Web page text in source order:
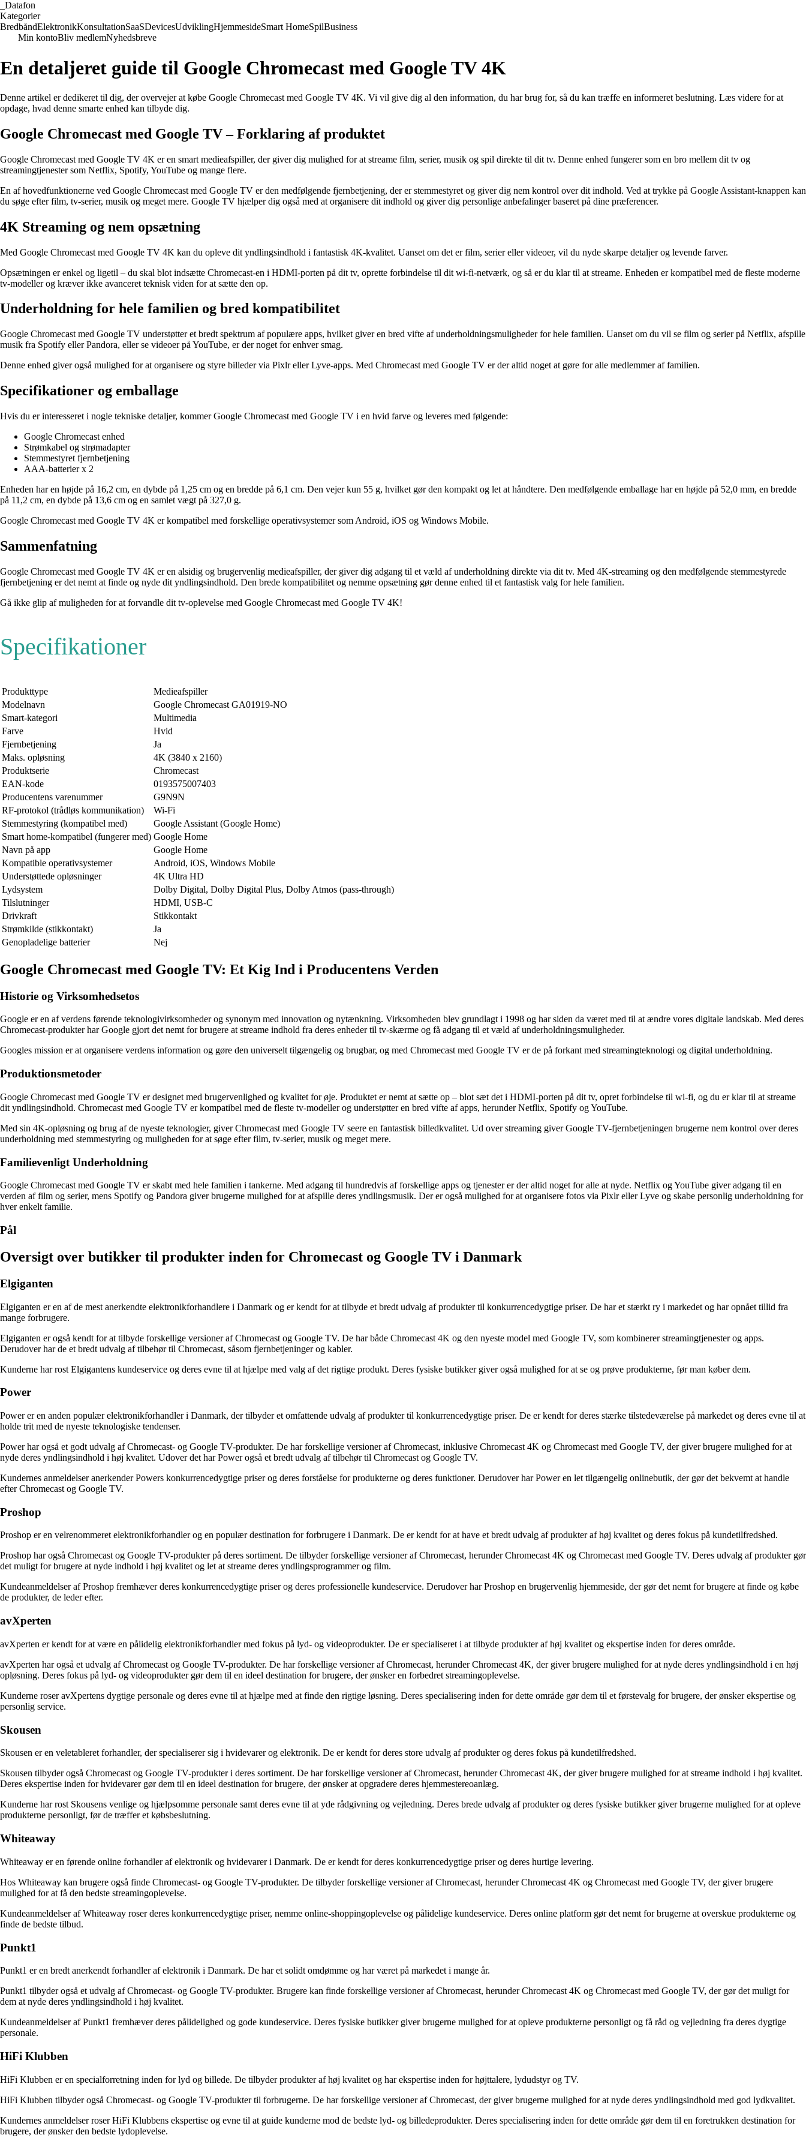
Datafon
Kategorier
BredbåndElektronikKonsultationSaaSDevicesUdviklingHjemmesideSmart HomeSpilBusiness
Min kontoBliv medlemNyhedsbreve
En detaljeret guide til Google Chromecast med Google TV 4K
Denne artikel er dedikeret til dig, der overvejer at købe Google Chromecast med Google TV 4K. Vi vil give dig al den information, du har brug for, så du kan træffe en informeret beslutning. Læs videre for at
opdage, hvad denne smarte enhed kan tilbyde dig.
Google Chromecast med Google TV – Forklaring af produktet
Google Chromecast med Google TV 4K er en smart medieafspiller, der giver dig mulighed for at streame film, serier, musik og spil direkte til dit tv. Denne enhed fungerer som en bro mellem dit tv og
streamingtjenester som Netflix, Spotify, YouTube og mange flere.
En af hovedfunktionerne ved Google Chromecast med Google TV er den medfølgende fjernbetjening, der er stemmestyret og giver dig nem kontrol over dit indhold. Ved at trykke på Google Assistant-knappen kan
du søge efter film, tv-serier, musik og meget mere. Google TV hjælper dig også med at organisere dit indhold og giver dig personlige anbefalinger baseret på dine præferencer.
4K Streaming og nem opsætning
Med Google Chromecast med Google TV 4K kan du opleve dit yndlingsindhold i fantastisk 4K-kvalitet. Uanset om det er film, serier eller videoer, vil du nyde skarpe detaljer og levende farver.
Opsætningen er enkel og ligetil – du skal blot indsætte Chromecast-en i HDMI-porten på dit tv, oprette forbindelse til dit wi-fi-netværk, og så er du klar til at streame. Enheden er kompatibel med de fleste moderne
tv-modeller og kræver ikke avanceret teknisk viden for at sætte den op.
Underholdning for hele familien og bred kompatibilitet
Google Chromecast med Google TV understøtter et bredt spektrum af populære apps, hvilket giver en bred vifte af underholdningsmuligheder for hele familien. Uanset om du vil se film og serier på Netflix, afspille
musik fra Spotify eller Pandora, eller se videoer på YouTube, er der noget for enhver smag.
Denne enhed giver også mulighed for at organisere og styre billeder via Pixlr eller Lyve-apps. Med Chromecast med Google TV er der altid noget at gøre for alle medlemmer af familien.
Specifikationer og emballage
Hvis du er interesseret i nogle tekniske detaljer, kommer Google Chromecast med Google TV i en hvid farve og leveres med følgende:
Google Chromecast enhed
Strømkabel og strømadapter
Stemmestyret fjernbetjening
AAA-batterier x 2
Enheden har en højde på 16,2 cm, en dybde på 1,25 cm og en bredde på 6,1 cm. Den vejer kun 55 g, hvilket gør den kompakt og let at håndtere. Den medfølgende emballage har en højde på 52,0 mm, en bredde
på 11,2 cm, en dybde på 13,6 cm og en samlet vægt på 327,0 g.
Google Chromecast med Google TV 4K er kompatibel med forskellige operativsystemer som Android, iOS og Windows Mobile.
Sammenfatning
Google Chromecast med Google TV 4K er en alsidig og brugervenlig medieafspiller, der giver dig adgang til et væld af underholdning direkte via dit tv. Med 4K-streaming og den medfølgende stemmestyrede
fjernbetjening er det nemt at finde og nyde dit yndlingsindhold. Den brede kompatibilitet og nemme opsætning gør denne enhed til et fantastisk valg for hele familien.
Gå ikke glip af muligheden for at forvandle dit tv-oplevelse med Google Chromecast med Google TV 4K!
Specifikationer
Produkttype
Medieafspiller
Modelnavn
Google Chromecast GA01919-NO
Smart-kategori
Multimedia
Farve
Hvid
Fjernbetjening
Ja
Maks. opløsning
4K (3840 x 2160)
Produktserie
Chromecast
EAN-kode
0193575007403
Producentens varenummer
G9N9N
RF-protokol (trådløs kommunikation)
Wi-Fi
Stemmestyring (kompatibel med)
Google Assistant (Google Home)
Smart home-kompatibel (fungerer med) Google Home
Navn på app
Google Home
Kompatible operativsystemer
Android, iOS, Windows Mobile
Understøttede opløsninger
4K Ultra HD
Lydsystem
Dolby Digital, Dolby Digital Plus, Dolby Atmos (pass-through)
Tilslutninger
HDMI, USB-C
Drivkraft
Stikkontakt
Strømkilde (stikkontakt)
Ja
Genopladelige batterier
Nej
Google Chromecast med Google TV: Et Kig Ind i Producentens Verden
Historie og Virksomhedsetos
Google er en af verdens førende teknologivirksomheder og synonym med innovation og nytænkning. Virksomheden blev grundlagt i 1998 og har siden da været med til at ændre vores digitale landskab. Med deres
Chromecast-produkter har Google gjort det nemt for brugere at streame indhold fra deres enheder til tv-skærme og få adgang til et væld af underholdningsmuligheder.
Googles mission er at organisere verdens information og gøre den universelt tilgængelig og brugbar, og med Chromecast med Google TV er de på forkant med streamingteknologi og digital underholdning.
Produktionsmetoder
Google Chromecast med Google TV er designet med brugervenlighed og kvalitet for øje. Produktet er nemt at sætte op – blot sæt det i HDMI-porten på dit tv, opret forbindelse til wi-fi, og du er klar til at streame
dit yndlingsindhold. Chromecast med Google TV er kompatibel med de fleste tv-modeller og understøtter en bred vifte af apps, herunder Netflix, Spotify og YouTube.
Med sin 4K-opløsning og brug af de nyeste teknologier, giver Chromecast med Google TV seere en fantastisk billedkvalitet. Ud over streaming giver Google TV-fjernbetjeningen brugerne nem kontrol over deres
underholdning med stemmestyring og muligheden for at søge efter film, tv-serier, musik og meget mere.
Familievenligt Underholdning
Google Chromecast med Google TV er skabt med hele familien i tankerne. Med adgang til hundredvis af forskellige apps og tjenester er der altid noget for alle at nyde. Netflix og YouTube giver adgang til en
verden af film og serier, mens Spotify og Pandora giver brugerne mulighed for at afspille deres yndlingsmusik. Der er også mulighed for at organisere fotos via Pixlr eller Lyve og skabe personlig underholdning for
hver enkelt familie.
Pål
Oversigt over butikker til produkter inden for Chromecast og Google TV i Danmark
Elgiganten
Elgiganten er en af de mest anerkendte elektronikforhandlere i Danmark og er kendt for at tilbyde et bredt udvalg af produkter til konkurrencedygtige priser. De har et stærkt ry i markedet og har opnået tillid fra
mange forbrugere.
Elgiganten er også kendt for at tilbyde forskellige versioner af Chromecast og Google TV. De har både Chromecast 4K og den nyeste model med Google TV, som kombinerer streamingtjenester og apps.
Derudover har de et bredt udvalg af tilbehør til Chromecast, såsom fjernbetjeninger og kabler.
Kunderne har rost Elgigantens kundeservice og deres evne til at hjælpe med valg af det rigtige produkt. Deres fysiske butikker giver også mulighed for at se og prøve produkterne, før man køber dem.
Power
Power er en anden populær elektronikforhandler i Danmark, der tilbyder et omfattende udvalg af produkter til konkurrencedygtige priser. De er kendt for deres stærke tilstedeværelse på markedet og deres evne til at
holde trit med de nyeste teknologiske tendenser.
Power har også et godt udvalg af Chromecast- og Google TV-produkter. De har forskellige versioner af Chromecast, inklusive Chromecast 4K og Chromecast med Google TV, der giver brugere mulighed for at
nyde deres yndlingsindhold i høj kvalitet. Udover det har Power også et bredt udvalg af tilbehør til Chromecast og Google TV.
Kundernes anmeldelser anerkender Powers konkurrencedygtige priser og deres forståelse for produkterne og deres funktioner. Derudover har Power en let tilgængelig onlinebutik, der gør det bekvemt at handle
efter Chromecast og Google TV.
Proshop
Proshop er en velrenommeret elektronikforhandler og en populær destination for forbrugere i Danmark. De er kendt for at have et bredt udvalg af produkter af høj kvalitet og deres fokus på kundetilfredshed.
Proshop har også Chromecast og Google TV-produkter på deres sortiment. De tilbyder forskellige versioner af Chromecast, herunder Chromecast 4K og Chromecast med Google TV. Deres udvalg af produkter gør
det muligt for brugere at nyde indhold i høj kvalitet og let at streame deres yndlingsprogrammer og film.
Kundeanmeldelser af Proshop fremhæver deres konkurrencedygtige priser og deres professionelle kundeservice. Derudover har Proshop en brugervenlig hjemmeside, der gør det nemt for brugere at finde og købe
de produkter, de leder efter.
avXperten
avXperten er kendt for at være en pålidelig elektronikforhandler med fokus på lyd- og videoprodukter. De er specialiseret i at tilbyde produkter af høj kvalitet og ekspertise inden for deres område.
avXperten har også et udvalg af Chromecast og Google TV-produkter. De har forskellige versioner af Chromecast, herunder Chromecast 4K, der giver brugere mulighed for at nyde deres yndlingsindhold i en høj
opløsning. Deres fokus på lyd- og videoprodukter gør dem til en ideel destination for brugere, der ønsker en forbedret streamingoplevelse.
Kunderne roser avXpertens dygtige personale og deres evne til at hjælpe med at finde den rigtige løsning. Deres specialisering inden for dette område gør dem til et førstevalg for brugere, der ønsker ekspertise og
personlig service.
Skousen
Skousen er en veletableret forhandler, der specialiserer sig i hvidevarer og elektronik. De er kendt for deres store udvalg af produkter og deres fokus på kundetilfredshed.
Skousen tilbyder også Chromecast og Google TV-produkter i deres sortiment. De har forskellige versioner af Chromecast, herunder Chromecast 4K, der giver brugere mulighed for at streame indhold i høj kvalitet.
Deres ekspertise inden for hvidevarer gør dem til en ideel destination for brugere, der ønsker at opgradere deres hjemmestereoanlæg.
Kunderne har rost Skousens venlige og hjælpsomme personale samt deres evne til at yde rådgivning og vejledning. Deres brede udvalg af produkter og deres fysiske butikker giver brugerne mulighed for at opleve
produkterne personligt, før de træffer et købsbeslutning.
Whiteaway
Whiteaway er en førende online forhandler af elektronik og hvidevarer i Danmark. De er kendt for deres konkurrencedygtige priser og deres hurtige levering.
Hos Whiteaway kan brugere også finde Chromecast- og Google TV-produkter. De tilbyder forskellige versioner af Chromecast, herunder Chromecast 4K og Chromecast med Google TV, der giver brugere
mulighed for at få den bedste streamingoplevelse.
Kundeanmeldelser af Whiteaway roser deres konkurrencedygtige priser, nemme online-shoppingoplevelse og pålidelige kundeservice. Deres online platform gør det nemt for brugerne at overskue produkterne og
finde de bedste tilbud.
Punkt1
Punkt1 er en bredt anerkendt forhandler af elektronik i Danmark. De har et solidt omdømme og har været på markedet i mange år.
Punkt1 tilbyder også et udvalg af Chromecast- og Google TV-produkter. Brugere kan finde forskellige versioner af Chromecast, herunder Chromecast 4K og Chromecast med Google TV, der gør det muligt for
dem at nyde deres yndlingsindhold i høj kvalitet.
Kundeanmeldelser af Punkt1 fremhæver deres pålidelighed og gode kundeservice. Deres fysiske butikker giver brugerne mulighed for at opleve produkterne personligt og få råd og vejledning fra deres dygtige
personale.
HiFi Klubben
HiFi Klubben er en specialforretning inden for lyd og billede. De tilbyder produkter af høj kvalitet og har ekspertise inden for højttalere, lydudstyr og TV.
HiFi Klubben tilbyder også Chromecast- og Google TV-produkter til forbrugerne. De har forskellige versioner af Chromecast, der giver brugerne mulighed for at nyde deres yndlingsindhold med god lydkvalitet.
Kundernes anmeldelser roser HiFi Klubbens ekspertise og evne til at guide kunderne mod de bedste lyd- og billedeprodukter. Deres specialisering inden for dette område gør dem til en foretrukken destination for
brugere, der ønsker den bedste lydoplevelse.